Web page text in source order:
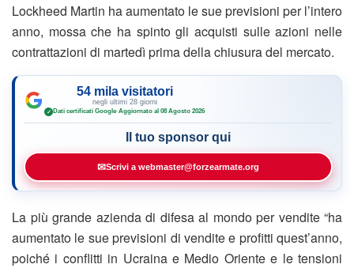
Lockheed Martin ha aumentato le sue previsioni per l’intero
anno, mossa che ha spinto gli acquisti sulle azioni nelle
contrattazioni di martedì prima della chiusura del mercato.
54 mila visitatori
negli ultimi 28 giorni
✓ Dati certificati Google·Aggiornato al 08 Agosto 2026
Il tuo sponsor qui
✉Scrivi a webmaster@forzearmate.org
La più grande azienda di difesa al mondo per vendite “ha
aumentato le sue previsioni di vendite e profitti quest’anno,
poiché i conflitti in Ucraina e Medio Oriente e le tensioni